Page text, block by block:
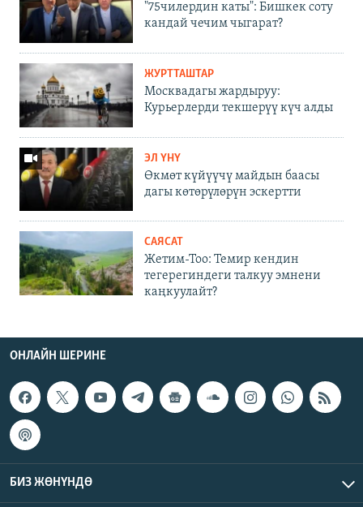
"75чилердин каты": Бишкек соту
кандай чечим чыгарат?
ЖУРТТАШТАР
Москвадагы жардыруу:
Курьерлерди текшерүү күч алды
ЭЛ ҮНҮ
Өкмөт күйүүчү майдын баасы
дагы көтөрүлөрүн эскертти
САЯСАТ
Жетим-Тоо: Темир кендин
тегерегиндеги талкуу эмнени
каңкуулайт?
ОНЛАЙН ШЕРИНЕ
БИЗ ЖӨНҮНДӨ